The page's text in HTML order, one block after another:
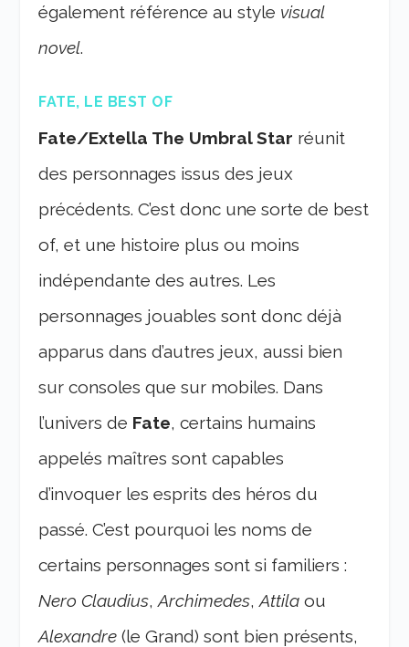
également référence au style visual
novel.
FATE, LE BEST OF
Fate/Extella The Umbral Star réunit
des personnages issus des jeux
précédents. C’est donc une sorte de best
of, et une histoire plus ou moins
indépendante des autres. Les
personnages jouables sont donc déjà
apparus dans d’autres jeux, aussi bien
sur consoles que sur mobiles. Dans
l’univers de Fate, certains humains
appelés maîtres sont capables
d’invoquer les esprits des héros du
passé. C’est pourquoi les noms de
certains personnages sont si familiers :
Nero Claudius,Archimedes,Attila ou
Alexandre (le Grand) sont bien présents,